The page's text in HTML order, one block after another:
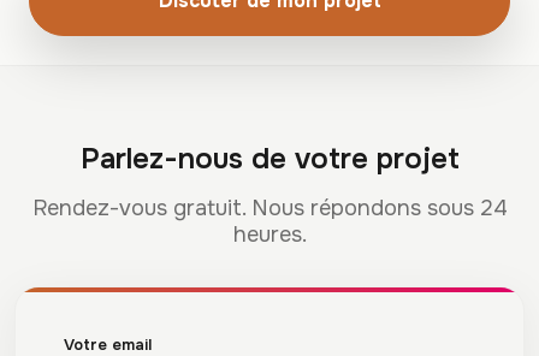
Parlez-nous de votre projet
Rendez-vous gratuit. Nous répondons sous 24
heures.
Votre email